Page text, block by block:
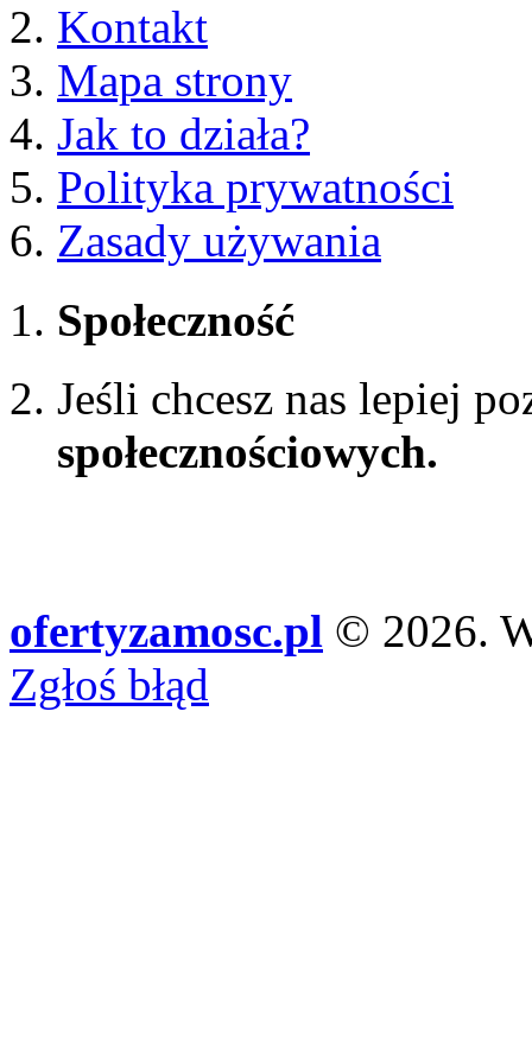
Kontakt
Mapa strony
Jak to działa?
Polityka prywatności
Zasady używania
Społeczność
Jeśli chcesz nas lepiej
społecznościowych.
ofertyzamosc.pl © 2026.
Zgłoś błąd